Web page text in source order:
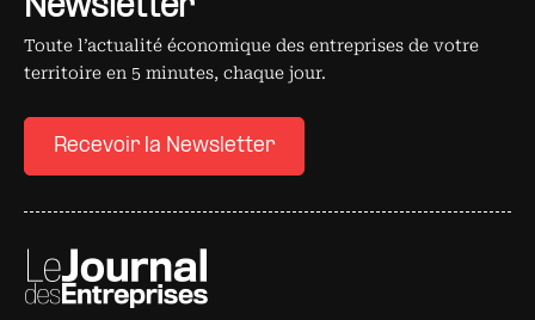
Newsletter
Toute l’actualité économique des entreprises de votre
territoire en 5 minutes, chaque jour.
Recevoir la Newsletter